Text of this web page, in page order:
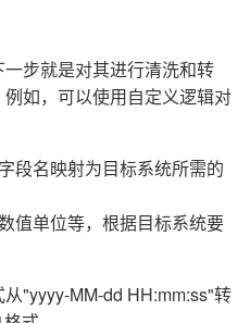
步就是对其进行清洗和转
如，可以使用自定义逻辑对
段名映射为目标系统所需的
值单位等，根据目标系统要
"yyyy-MM-dd HH:mm:ss"转